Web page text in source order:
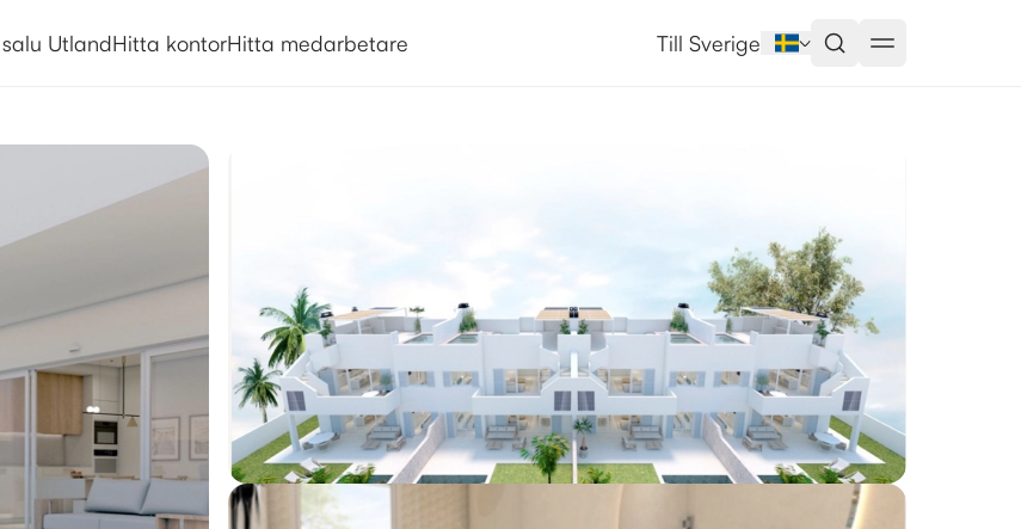
UtlandHitta kontorHitta medarbetare Till Sverige